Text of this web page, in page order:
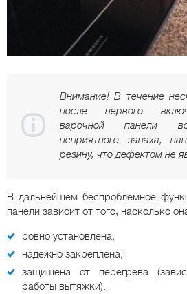
Внимание! В течение
после первого
варочной панели
неприятного запаха,
резину, что дефектом не
В дальнейшем беспроблемное
панели зависит от того, насколько
ровно установлена;
надежно закреплена;
защищена от перегрева
работы вытяжки).